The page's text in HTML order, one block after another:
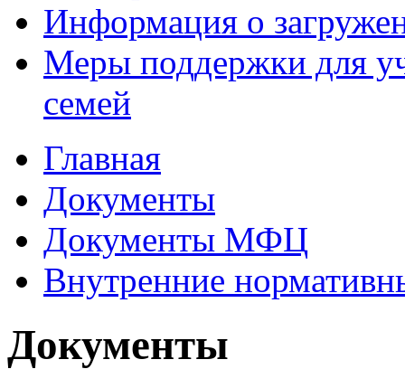
Информация о
Меры поддержки для
семей
Главная
Документы
Документы МФЦ
Внутренние
Документы